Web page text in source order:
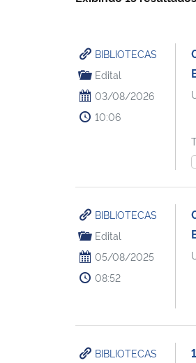
BIBLIOTECAS
Edital
03/08/2026
10:06
BIBLIOTECAS
Edital
05/08/2025
08:52
BIBLIOTECAS